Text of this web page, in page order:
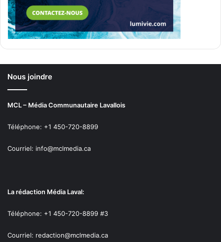
Nous joindre
MCL – Média Communautaire Lavallois
Téléphone: +1 450-720-8899
Courriel: info@mclmedia.ca
La rédaction Média Laval:
Téléphone: +1 450-720-8899 #3
Courriel: redaction@mclmedia.ca